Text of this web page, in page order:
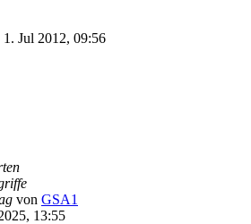
1. Jul 2012, 09:56
von GSA1
13:55